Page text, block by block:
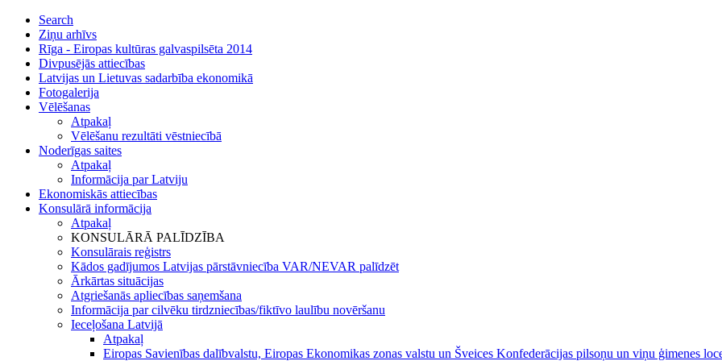
Search
Ziņu arhīvs
Rīga - Eiropas kultūras galvaspilsēta 2014
Divpusējās attiecības
Latvijas un Lietuvas sadarbība ekonomikā
Fotogalerija
Vēlēšanas
Atpakaļ
Vēlēšanu rezultāti vēstniecībā
Noderīgas saites
Atpakaļ
Informācija par Latviju
Ekonomiskās attiecības
Konsulārā informācija
Atpakaļ
KONSULĀRĀ PALĪDZĪBA
Konsulārais reģistrs
Kādos gadījumos Latvijas pārstāvniecība VAR/NEVAR palīdzēt
Ārkārtas situācijas
Atgriešanās apliecības saņemšana
Informācija par cilvēku tirdzniecības/fiktīvo laulību novēršanu
Ieceļošana Latvijā
Atpakaļ
Eiropas Savienības dalībvalstu, Eiropas Ekonomikas zonas valstu un Šveices Konfederācijas pilsoņu un viņu ģimenes